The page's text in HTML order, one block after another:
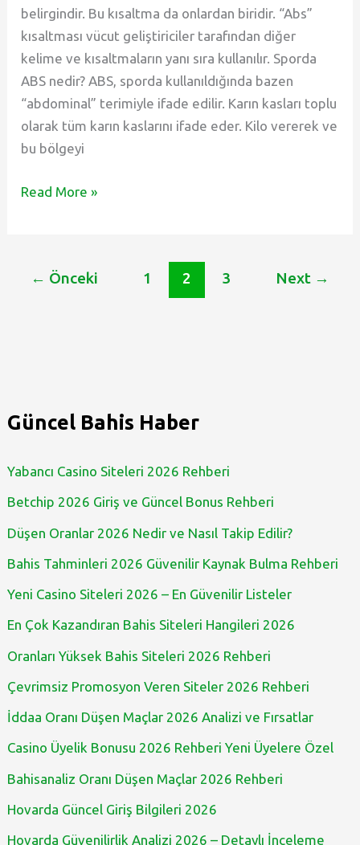
Güncel Bahis Haber
Yabancı Casino Siteleri 2026 Rehberi
Betchip 2026 Giriş ve Güncel Bonus Rehberi
Düşen Oranlar 2026 Nedir ve Nasıl Takip Edilir?
Bahis Tahminleri 2026 Güvenilir Kaynak Bulma Rehberi
Yeni Casino Siteleri 2026 – En Güvenilir Listeler
En Çok Kazandıran Bahis Siteleri Hangileri 2026
Oranları Yüksek Bahis Siteleri 2026 Rehberi
Çevrimsiz Promosyon Veren Siteler 2026 Rehberi
İddaa Oranı Düşen Maçlar 2026 Analizi ve Fırsatlar
Casino Üyelik Bonusu 2026 Rehberi Yeni Üyelere Özel
Bahisanaliz Oranı Düşen Maçlar 2026 Rehberi
Hovarda Güncel Giriş Bilgileri 2026
Hovarda Güvenilirlik Analizi 2026 – Detaylı İnceleme
belirgindir. Bu kısaltma da onlardan biridir. “Abs”
kısaltması vücut geliştiriciler tarafından diğer
kelime ve kısaltmaların yanı sıra kullanılır. Sporda
ABS nedir? ABS, sporda kullanıldığında bazen
“abdominal” terimiyle ifade edilir. Karın kasları toplu
olarak tüm karın kaslarını ifade eder. Kilo vererek ve
bu bölgeyi
Sporda
Hangi
–
Read More »
← Önceki 1 2 3 Next →